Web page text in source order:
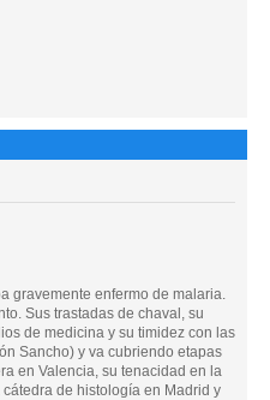
gravemente enfermo de malaria.
Sus trastadas de chaval, su
de medicina y su timidez con las
Sancho) y va cubriendo etapas
en Valencia, su tenacidad en la
de histología en Madrid y